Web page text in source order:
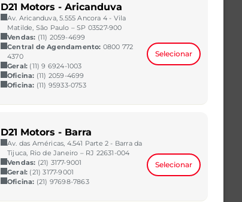
D21 Motors - Aricanduva
Av. Aricanduva, 5.555 Ancora 4 - Vila
Matilde, São Paulo – SP 03527-900
Vendas: (11) 2059-4699
Central de Agendamento: 0800 772
4370
Geral: (11) 9 6924-1003
Oficina: (11) 2059-4699
Oficina: (11) 95933-0753
Selecionar
D21 Motors - Barra
Av. das Américas, 4.541 Parte 2 - Barra da
Tijuca, Rio de Janeiro – RJ 22631-004
Vendas: (21) 3177-9001
Geral: (21) 3177-9001
Oficina: (21) 97698-7863
Selecionar